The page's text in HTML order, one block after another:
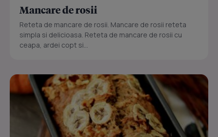
Mancare de rosii
Reteta de mancare de rosii. Mancare de rosii reteta
simpla si delicioasa. Reteta de mancare de rosii cu
ceapa, ardei copt si...